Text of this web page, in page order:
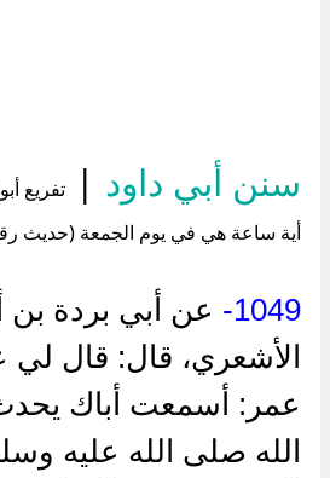
سنن أبي داود |
تفريع
أية ساعة هي في يوم الجمعة (حديث رقم:
1049-
عن أبي بردة
الأشعري، قال: قال لي
عمر: أسمعت أباك
الله صلى الله عليه